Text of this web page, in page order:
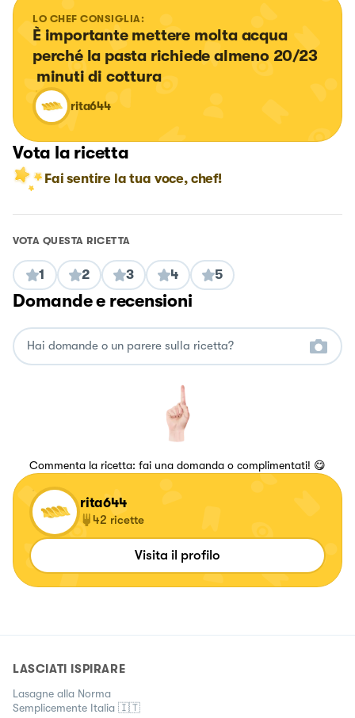
LO CHEF CONSIGLIA:
È importante mettere molta acqua
perché la pasta richiede almeno 20/23
minuti di cottura
rita644
Vota la ricetta
Fai sentire la tua voce, chef!
VOTA QUESTA RICETTA
1 2 3 4 5
Domande e recensioni
Commenta la ricetta: fai una domanda o complimentati! 😋
rita644
42 ricette
Visita il profilo
LASCIATI ISPIRARE
Lasagne alla Norma
Semplicemente Italia 🇮🇹